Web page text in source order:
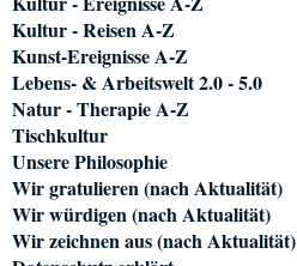
Kultur - Reisen A-Z
Kunst-Ereignisse A-Z
Lebens- & Arbeitswelt 2.0 - 5.0
Natur - Therapie A-Z
Tischkultur
Unsere Philosophie
Wir gratulieren (nach Aktualität)
Wir würdigen (nach Aktualität)
Wir zeichnen aus (nach Aktualität)